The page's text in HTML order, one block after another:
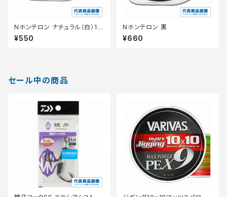
Nホンテロン ナチュラル（白）1.2
【継続セール_仕掛】
¥550
Nホンテロン 黒
¥660
セール中の商品